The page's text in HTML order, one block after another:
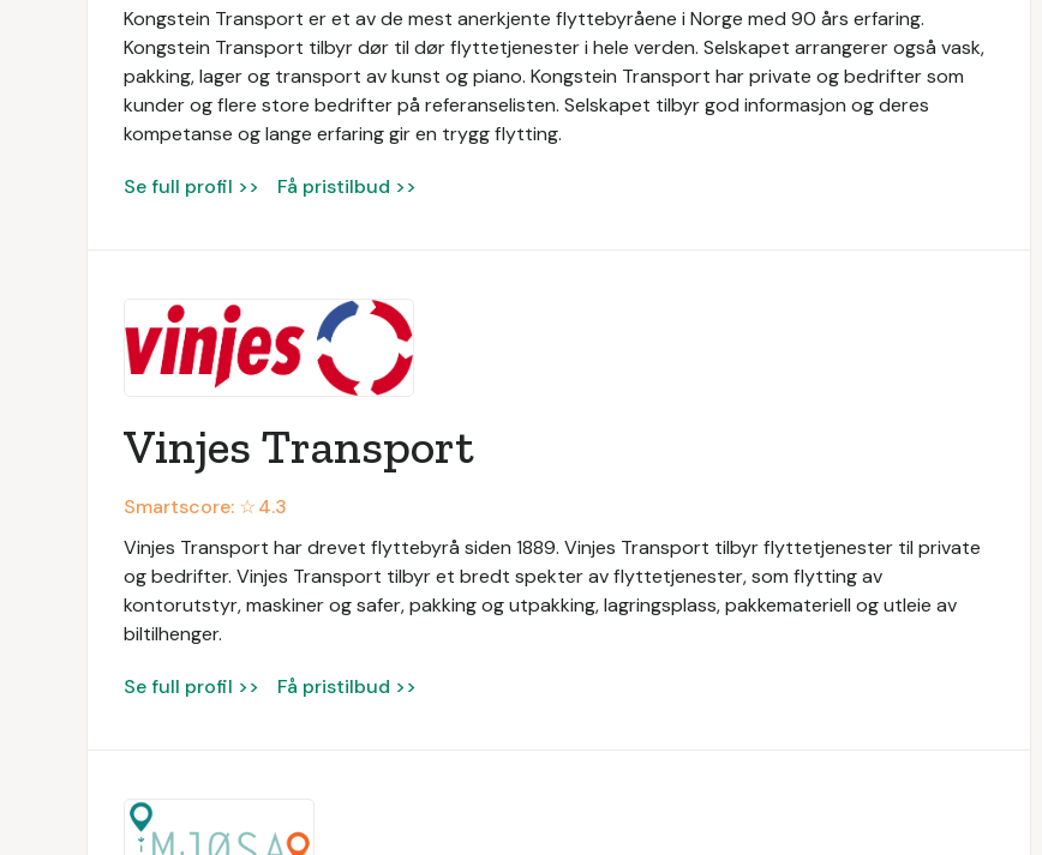
Kongstein Transport er et av de mest anerkjente flyttebyråene i Norge med 90 års erfaring.
Kongstein Transport tilbyr dør til dør flyttetjenester i hele verden. Selskapet arrangerer også vask,
pakking, lager og transport av kunst og piano. Kongstein Transport har private og bedrifter som
kunder og flere store bedrifter på referanselisten. Selskapet tilbyr god informasjon og deres
kompetanse og lange erfaring gir en trygg flytting.
Se full profil >> Få pristilbud >>
Vinjes Transport
Smartscore: ☆4.3
Vinjes Transport har drevet flyttebyrå siden 1889. Vinjes Transport tilbyr flyttetjenester til private
og bedrifter. Vinjes Transport tilbyr et bredt spekter av flyttetjenester, som flytting av
kontorutstyr, maskiner og safer, pakking og utpakking, lagringsplass, pakkemateriell og utleie av
biltilhenger.
Se full profil >> Få pristilbud >>